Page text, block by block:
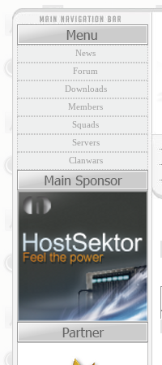
News
Forum
Downloads
Members
Squads
Servers
Clanwars